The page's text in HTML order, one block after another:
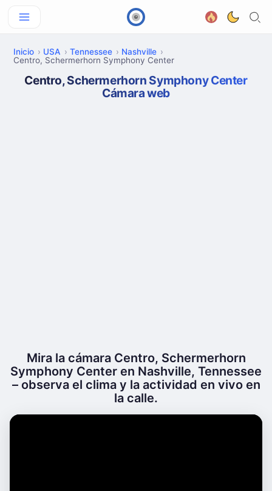
Inicio USA Tennessee
Nashville
Centro, Schermerhorn Symphony Center
Centro, Schermerhorn Symphony Center
Cámara web
Mira la cámara Centro, Schermerhorn
Symphony Center en Nashville, Tennessee
– observa el clima y la actividad en vivo en
la calle.